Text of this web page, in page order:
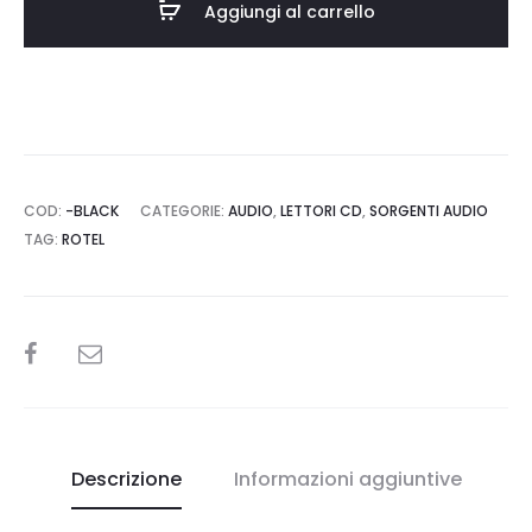
Aggiungi al carrello
COD: -BLACK CATEGORIE: AUDIO, LETTORI CD, SORGENTI AUDIO
TAG: ROTEL
SHARE
Descrizione Informazioni aggiuntive